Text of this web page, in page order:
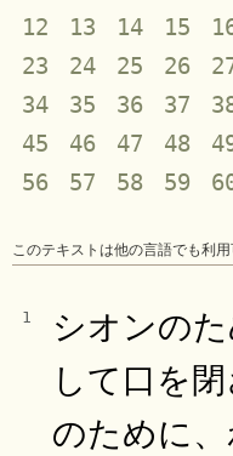
12
13 14 15
23
24 25 26
34
35 36 37
45
46 47 48
56
57 58 59
このテキストは他の言語でも利
1
シオンの
して口を
のために